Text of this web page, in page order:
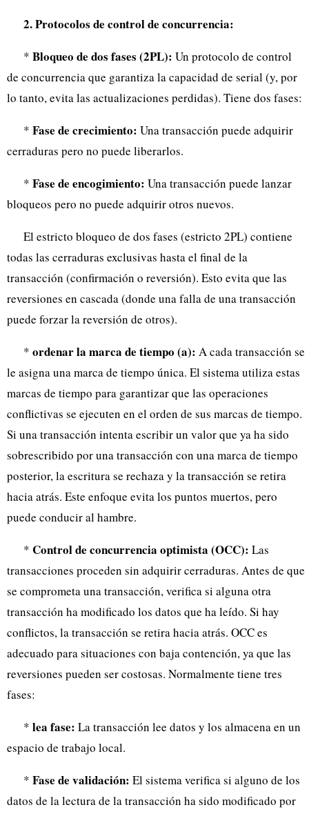
2. Protocolos de control de concurrencia:
* Bloqueo de dos fases (2PL): Un protocolo de control
de concurrencia que garantiza la capacidad de serial (y, por
lo tanto, evita las actualizaciones perdidas). Tiene dos fases:
* Fase de crecimiento: Una transacción puede adquirir
cerraduras pero no puede liberarlos.
* Fase de encogimiento: Una transacción puede lanzar
bloqueos pero no puede adquirir otros nuevos.
El estricto bloqueo de dos fases (estricto 2PL) contiene
todas las cerraduras exclusivas hasta el final de la
transacción (confirmación o reversión). Esto evita que las
reversiones en cascada (donde una falla de una transacción
puede forzar la reversión de otros).
* ordenar la marca de tiempo (a): A cada transacción se
le asigna una marca de tiempo única. El sistema utiliza estas
marcas de tiempo para garantizar que las operaciones
conflictivas se ejecuten en el orden de sus marcas de tiempo.
Si una transacción intenta escribir un valor que ya ha sido
sobrescribido por una transacción con una marca de tiempo
posterior, la escritura se rechaza y la transacción se retira
hacia atrás. Este enfoque evita los puntos muertos, pero
puede conducir al hambre.
* Control de concurrencia optimista (OCC): Las
transacciones proceden sin adquirir cerraduras. Antes de que
se comprometa una transacción, verifica si alguna otra
transacción ha modificado los datos que ha leído. Si hay
conflictos, la transacción se retira hacia atrás. OCC es
adecuado para situaciones con baja contención, ya que las
reversiones pueden ser costosas. Normalmente tiene tres
fases:
* lea fase: La transacción lee datos y los almacena en un
espacio de trabajo local.
* Fase de validación: El sistema verifica si alguno de los
datos de la lectura de la transacción ha sido modificado por